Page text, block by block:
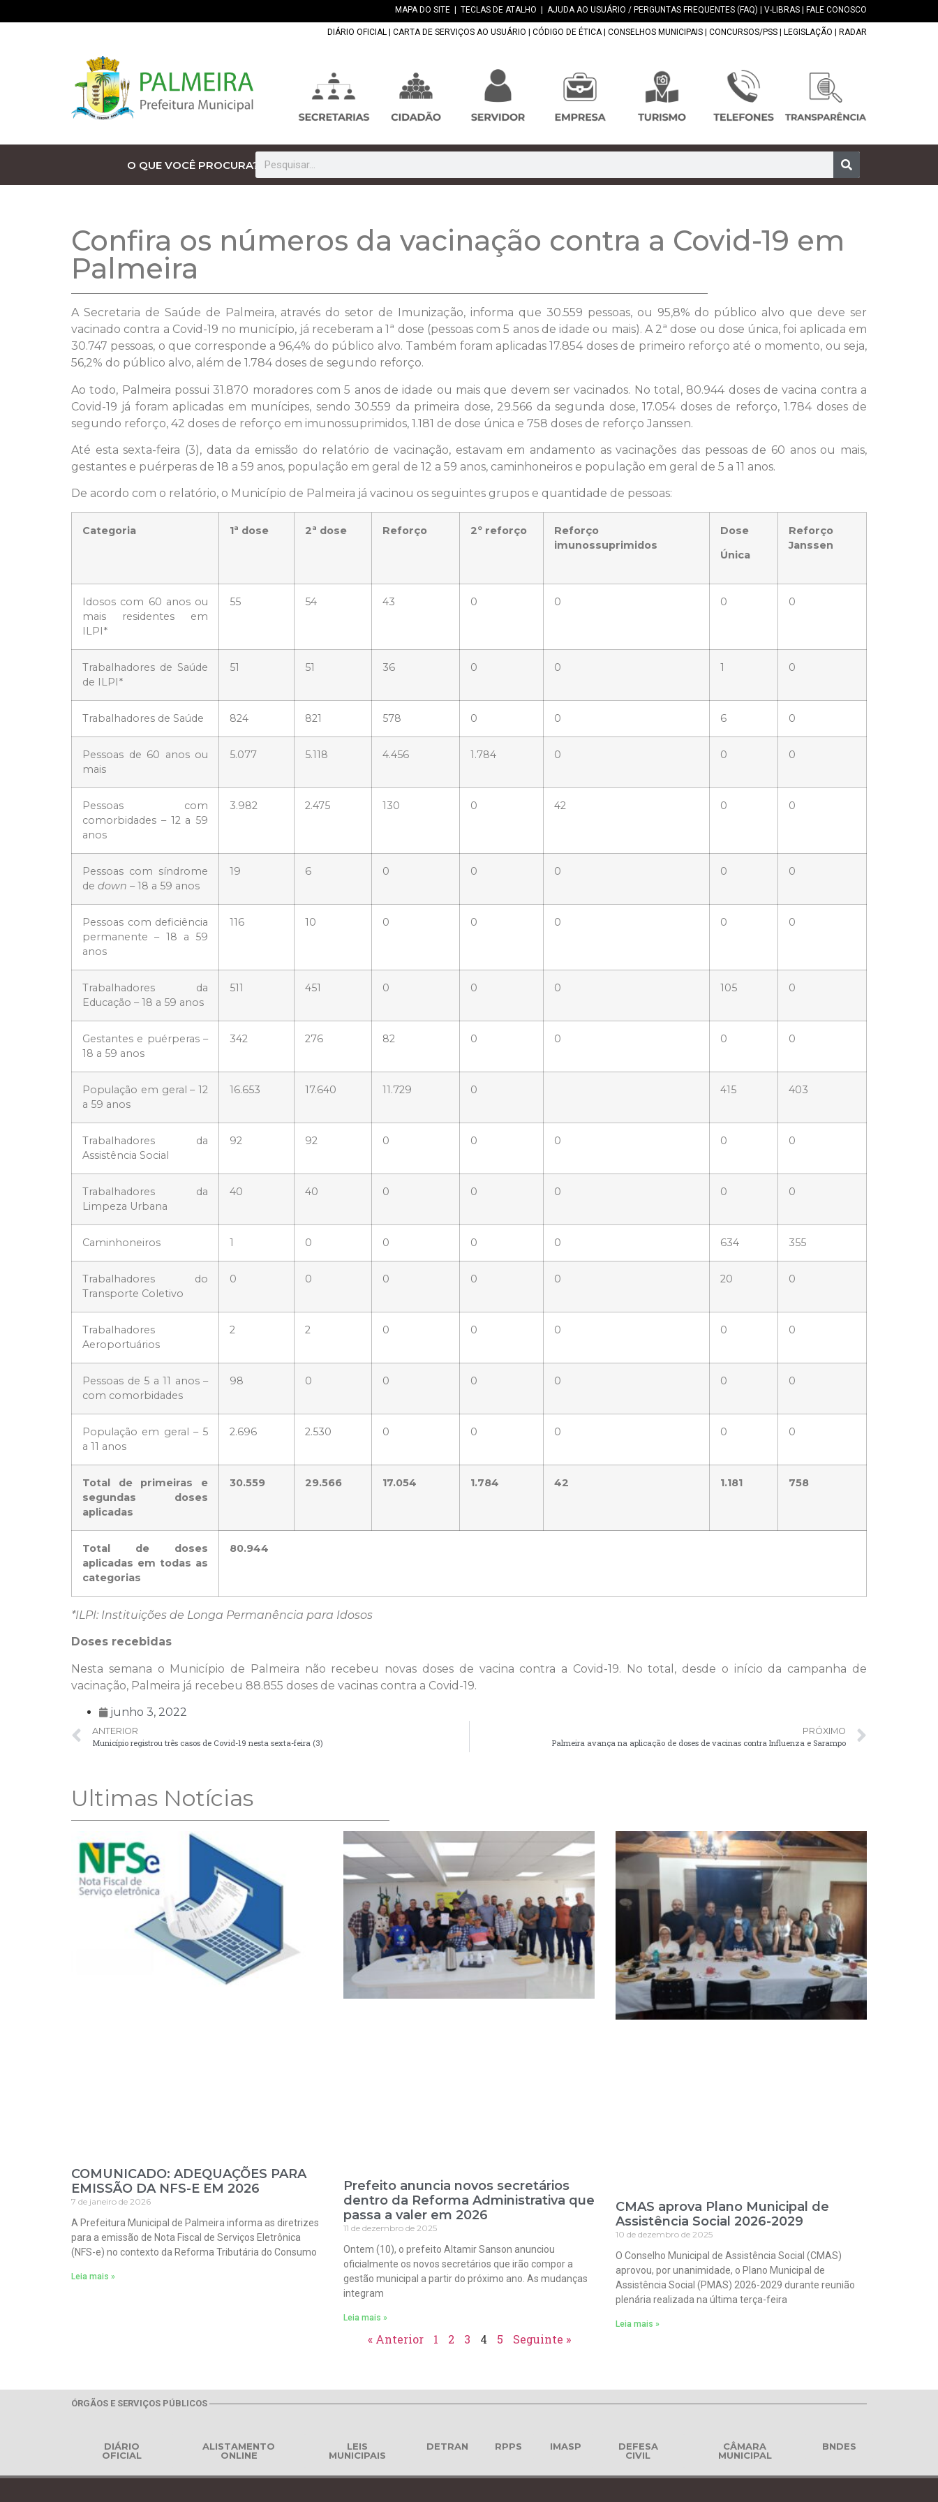
MAPA DO SITE TECLAS DE ATALHO AJUDA AO USUÁRIO / PERGUNTAS FREQUENTES (FAQ) V-LIBRAS FALE CONOSCO
DIÁRIO OFICIAL CARTA DE SERVIÇOS AO USUÁRIO CÓDIGO DE ÉTICA| CONSELHOS MUNICIPAIS CONCURSOS/PSS LEGISLAÇÃO RADAR
O QUE VOCÊ PROCURA?
Confira os números da vacinação contra a Covid-19 em
Palmeira
A Secretaria de Saúde de Palmeira, através do setor de Imunização, informa que 30.559 pessoas, ou 95,8% do público alvo que deve ser
vacinado contra a Covid-19 no município, já receberam a 1ª dose (pessoas com 5 anos de idade ou mais). A 2ª dose ou dose única, foi aplicada em
30.747 pessoas, o que corresponde a 96,4% do público alvo. Também foram aplicadas 17.854 doses de primeiro reforço até o momento, ou seja,
56,2% do público alvo, além de 1.784 doses de segundo reforço.
Ao todo, Palmeira possui 31.870 moradores com 5 anos de idade ou mais que devem ser vacinados. No total, 80.944 doses de vacina contra a
Covid-19 já foram aplicadas em munícipes, sendo 30.559 da primeira dose, 29.566 da segunda dose, 17.054 doses de reforço, 1.784 doses de
segundo reforço, 42 doses de reforço em imunossuprimidos, 1.181 de dose única e 758 doses de reforço Janssen.
Até esta sexta-feira (3), data da emissão do relatório de vacinação, estavam em andamento as vacinações das pessoas de 60 anos ou mais,
gestantes e puérperas de 18 a 59 anos, população em geral de 12 a 59 anos, caminhoneiros e população em geral de 5 a 11 anos.
De acordo com o relatório, o Município de Palmeira já vacinou os seguintes grupos e quantidade de pessoas:
Categoria 1ª dose 2ª dose Reforço 2º reforço
Reforço
imunossuprimidos
Dose
Única
Reforço
Janssen
Idosos com 60 anos ou
mais residentes em
ILPI*
55 54 43 0 0 0 0
Trabalhadores de Saúde
de ILPI*
51 51 36 0 0 1 0
Trabalhadores de Saúde 824 821 578 0 0 6 0
Pessoas de 60 anos ou
mais
5.077 5.118 4.456 1.784 0 0 0
Pessoas com
comorbidades – 12 a 59
anos
3.982 2.475 130 0 42 0 0
Pessoas com síndrome
de down – 18 a 59 anos
19 6 0 0 0 0 0
Pessoas com deficiência
permanente – 18 a 59
anos
116 10 0 0 0 0 0
Trabalhadores da
Educação – 18 a 59 anos
511 451 0 0 0 105 0
Gestantes e puérperas –
18 a 59 anos
342 276 82 0 0 0 0
População em geral – 12
a 59 anos
16.653 17.640 11.729 0 415 403
Trabalhadores da
Assistência Social
92 92 0 0 0 0 0
Trabalhadores da
Limpeza Urbana
40 40 0 0 0 0 0
Caminhoneiros 1 0 0 0 0 634 355
Trabalhadores do
Transporte Coletivo
0 0 0 0 0 20 0
Trabalhadores
Aeroportuários
2 2 0 0 0 0 0
Pessoas de 5 a 11 anos –
com comorbidades
98 0 0 0 0 0 0
População em geral – 5
a 11 anos
2.696 2.530 0 0 0 0 0
Total de primeiras e
segundas doses
aplicadas
30.559 29.566 17.054 1.784 42 1.181 758
Total de doses
aplicadas em todas as
categorias
80.944
*ILPI: Instituições de Longa Permanência para Idosos
Doses recebidas
Nesta semana o Município de Palmeira não recebeu novas doses de vacina contra a Covid-19. No total, desde o início da campanha de
vacinação, Palmeira já recebeu 88.855 doses de vacinas contra a Covid-19.
junho 3, 2022
ANTERIOR
Município registrou três casos de Covid-19 nesta sexta-feira (3)
PRÓXIMO
Palmeira avança na aplicação de doses de vacinas contra Influenza e Sarampo
Ultimas Notícias
COMUNICADO: ADEQUAÇÕES PARA
EMISSÃO DA NFS-E EM 2026
7 de janeiro de 2026
A Prefeitura Municipal de Palmeira informa as diretrizes
para a emissão de Nota Fiscal de Serviços Eletrônica
(NFS-e) no contexto da Reforma Tributária do Consumo
Leia mais »
Prefeito anuncia novos secretários
dentro da Reforma Administrativa que
passa a valer em 2026
11 de dezembro de 2025
Ontem (10), o prefeito Altamir Sanson anunciou
oficialmente os novos secretários que irão compor a
gestão municipal a partir do próximo ano. As mudanças
integram
Leia mais »
CMAS aprova Plano Municipal de
Assistência Social 2026-2029
10 de dezembro de 2025
O Conselho Municipal de Assistência Social (CMAS)
aprovou, por unanimidade, o Plano Municipal de
Assistência Social (PMAS) 2026-2029 durante reunião
plenária realizada na última terça-feira
Leia mais »
« Anterior 1 2 3 4 5 Seguinte »
ÓRGÃOS E SERVIÇOS PÚBLICOS
DIÁRIO
OFICIAL
ALISTAMENTO
ONLINE
LEIS
MUNICIPAIS
DETRAN RPPS IMASP
DEFESA
CIVIL
CÂMARA
MUNICIPAL
BNDES